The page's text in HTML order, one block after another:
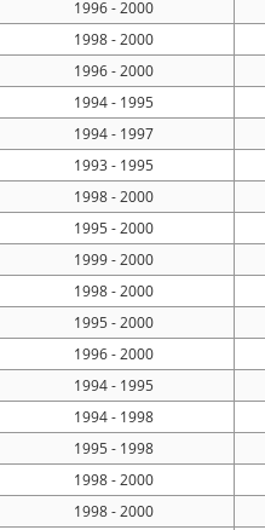
1996 - 2000
1998 - 2000
1996 - 2000
1994 - 1995
1994 - 1997
1993 - 1995
1998 - 2000
1995 - 2000
1999 - 2000
1998 - 2000
1995 - 2000
1996 - 2000
1994 - 1995
1994 - 1998
1995 - 1998
1998 - 2000
1998 - 2000